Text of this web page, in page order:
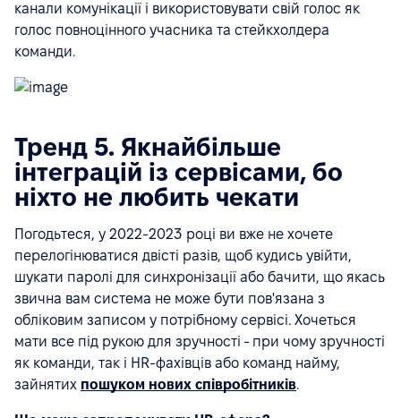
канали комунікації і використовувати свій голос як
голос повноцінного учасника та стейкхолдера
команди.
Тренд 5. Якнайбільше
інтеграцій із сервісами, бо
ніхто не любить чекати
Погодьтеся, у 2022-2023 році ви вже не хочете
перелогінюватися двісті разів, щоб кудись увійти,
шукати паролі для синхронізації або бачити, що якась
звична вам система не може бути пов'язана з
обліковим записом у потрібному сервісі. Хочеться
мати все під рукою для зручності - при чому зручності
як команди, так і HR-фахівців або команд найму,
зайнятих пошуком нових співробітників.